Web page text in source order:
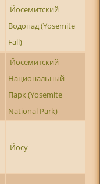
Йосемитский
Водопад (Yosemite
Fall)
Йосемитский
Национальный
Парк (Yosemite
National Park)
Йосу